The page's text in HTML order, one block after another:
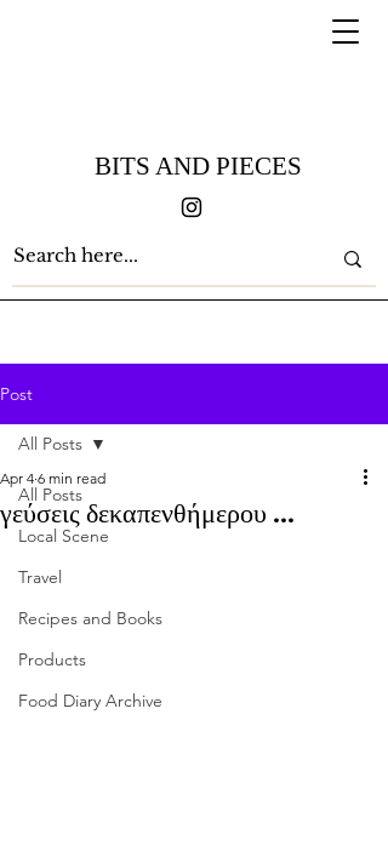
BITS AND PIECES
Post
All Posts
Local Scene
Travel
Recipes and Books
Products
Food Diary Archive
All Posts
γεύσεις δεκαπενθήμερου ...
Apr 4 6 min read